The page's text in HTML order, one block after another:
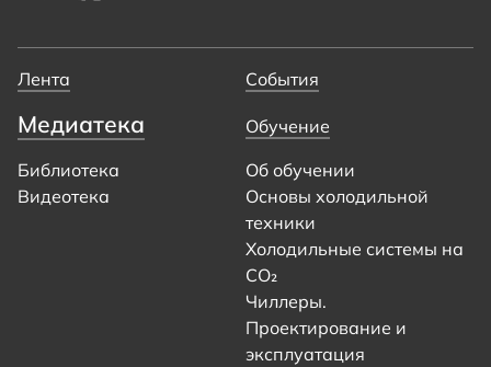
Лента События
Медиатека
Библиотека
Видеотека
Обучение
Об обучении
Основы холодильной
техники
Холодильные системы на
CO₂
Чиллеры.
Проектирование и
эксплуатация